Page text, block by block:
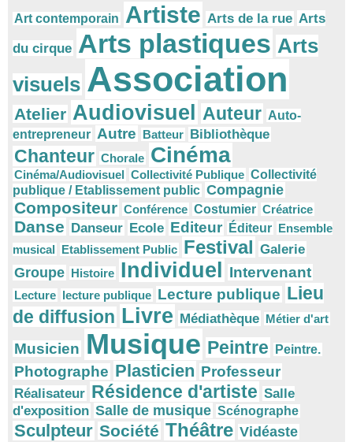
Art contemporain Artiste Arts de la rue Arts
du cirque Arts plastiques Arts
visuels Association
Atelier Audiovisuel Auteur Auto-
entrepreneur Autre Batteur Bibliothèque
Chanteur Chorale Cinéma
Cinéma/Audiovisuel Collectivité Publique Collectivité
publique / Etablissement public Compagnie
Compositeur Conférence Costumier Créatrice
Danse Danseur Ecole Editeur Éditeur Ensemble
musical Etablissement Public Festival Galerie
Groupe Histoire Individuel Intervenant
Lecture lecture publique Lecture publique Lieu
de diffusion Livre Médiathèque Métier d'art
Musicien Musique Peintre Peintre.
Photographe Plasticien Professeur
Réalisateur Résidence d'artiste Salle
d'exposition Salle de musique Scénographe
Sculpteur Société Théâtre Vidéaste